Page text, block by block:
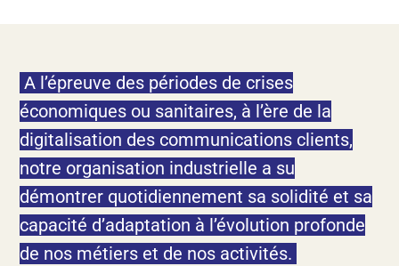
A l’épreuve des périodes de crises
économiques ou sanitaires, à l’ère de la
digitalisation des communications clients,
notre organisation industrielle a su
démontrer quotidiennement sa solidité et sa
capacité d’adaptation à l’évolution profonde
de nos métiers et de nos activités.